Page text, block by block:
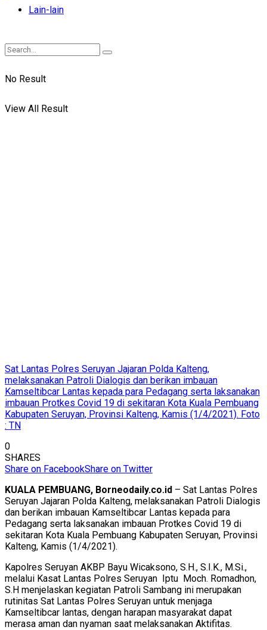
Lain-lain
No Result
View All Result
Sat Lantas Polres Seruyan Jajaran Polda Kalteng,
melaksanakan Patroli Dialogis dan berikan imbauan
Kamseltibcar Lantas kepada para Pedagang serta laksanakan
imbauan Protkes Covid 19 di sekitaran Kota Kuala Pembuang
Kabupaten Seruyan, Provinsi Kalteng, Kamis (1/4/2021). Foto
: TN
0
SHARES
Share on FacebookShare on Twitter
KUALA PEMBUANG, Borneodaily.co.id – Sat Lantas Polres
Seruyan Jajaran Polda Kalteng, melaksanakan Patroli Dialogis
dan berikan imbauan Kamseltibcar Lantas kepada para
Pedagang serta laksanakan imbauan Protkes Covid 19 di
sekitaran Kota Kuala Pembuang Kabupaten Seruyan, Provinsi
Kalteng, Kamis (1/4/2021).
Kapolres Seruyan AKBP Bayu Wicaksono, S.H., S.I.K., M.Si.,
melalui Kasat Lantas Polres Seruyan Iptu Moch. Romadhon,
S.H menjelaskan kegiatan Patroli Sambang ini merupakan
rutinitas Sat Lantas Polres Seruyan untuk menjaga
Kamseltibcar lantas, dengan harapan masyarakat dapat
merasa aman dan nyaman saat melaksanakan Aktifitas.